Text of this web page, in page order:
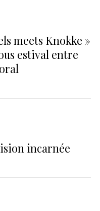
meets Knokke »
estival entre
incarnée